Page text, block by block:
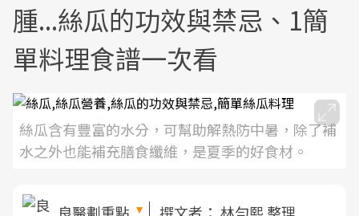
腫...絲瓜的功效與禁忌、1簡
單料理食譜一次看
絲瓜含有豐富的水分，可幫助解熱防中暑，除了補
水之外也能補充膳食纖維，是夏季的好食材。
良醫劃重點 撰文者： 林勻熙 整理